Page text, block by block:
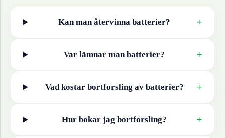
Kan man återvinna batterier? +
Var lämnar man batterier? +
Vad kostar bortforsling av batterier? +
Hur bokar jag bortforsling? +